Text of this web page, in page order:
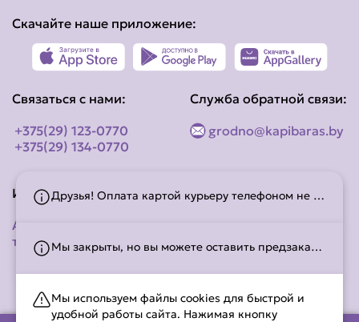
Друзья! Оплата картой курьеру телефоном не проходит.
Мы закрыты, но вы можете оставить предзаказ! Работаем с 10:30 до 22:00. С временем работы можно ознакомиться на странице
Мы используем файлы cookies для быстрой и
удобной работы сайта. Нажимая кнопку
Скачайте наше приложение:
Связаться с нами:
+375(29) 123-0770
+375(29) 134-0770
Служба обратной связи:
grodno@kapibaras.by
Информация
Адреса наших
точек
Социальные сети